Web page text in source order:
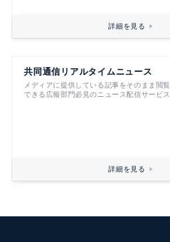
詳細を見る
共同通信リアルタイムニュース
メディアに提供している記事をそのまま閲覧
できる広報部門必見のニュース配信サービス
詳細を見る